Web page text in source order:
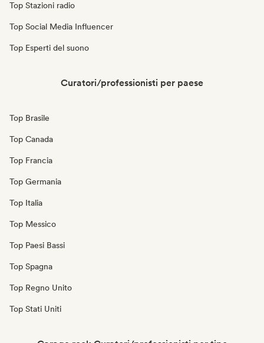
Top Stazioni radio
Top Social Media Influencer
Top Esperti del suono
Curatori/professionisti per paese
Top Brasile
Top Canada
Top Francia
Top Germania
Top Italia
Top Messico
Top Paesi Bassi
Top Spagna
Top Regno Unito
Top Stati Uniti